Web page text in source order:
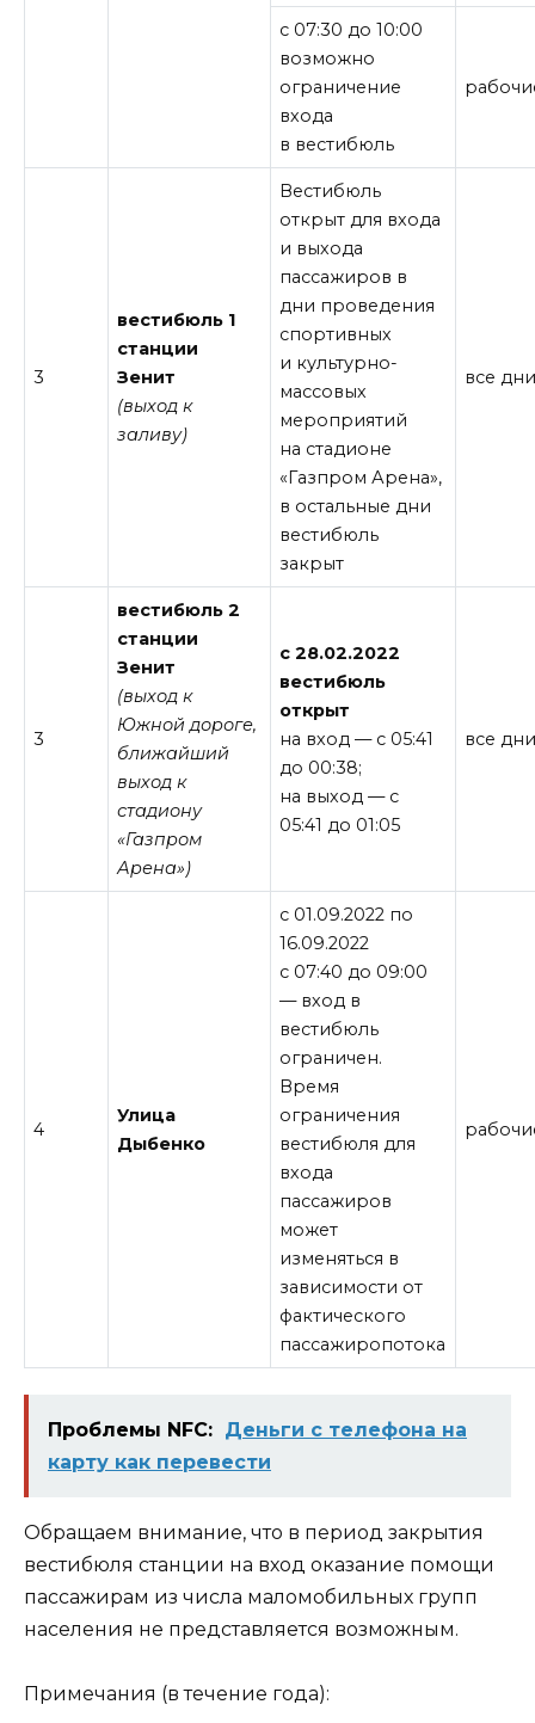
с 07:30 до 10:00
возможно
ограничение
входа
в вестибюль
3
вестибюль 1
станции
Зенит
(выход к
заливу)
Вестибюль
открыт для входа
и выхода
пассажиров в
дни проведения
спортивных
и культурно-
массовых
мероприятий
на стадионе
«Газпром Арена»,
в остальные дни
вестибюль
закрыт
все
3
вестибюль 2
станции
Зенит
(выход к
Южной дороге,
ближайший
выход к
стадиону
«Газпром
Арена»)
c 28.02.2022
вестибюль
открыт
на вход — с 05:41
до 00:38;
на выход — с
05:41 до 01:05
все
4
Улица
Дыбенко
с 01.09.2022 по
16.09.2022
с 07:40 до 09:00
— вход в
вестибюль
ограничен.
Время
ограничения
вестибюля для
входа
пассажиров
может
изменяться в
зависимости от
фактического
пассажиропотока
Проблемы NFC: Деньги с телефона на
карту как перевести
Обращаем внимание, что в период закрытия
вестибюля станции на вход оказание помощи
пассажирам из числа маломобильных групп
населения не представляется возможным.
Примечания (в течение года):